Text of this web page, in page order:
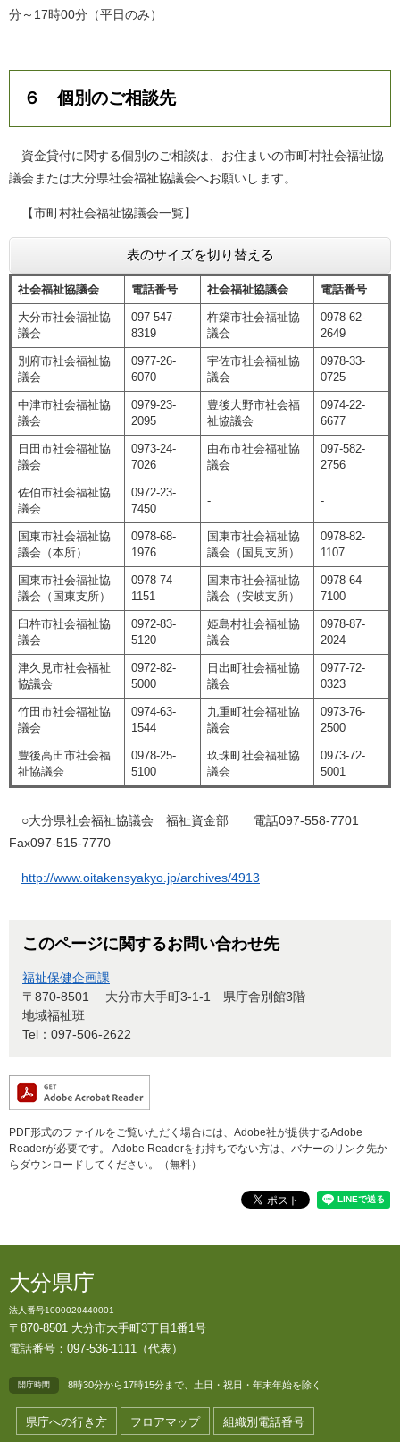
分～17時00分（平日のみ）
６ 個別のご相談先
資金貸付に関する個別のご相談は、お住まいの市町村社会福祉協
議会または大分県社会福祉協議会へお願いします。
【市町村社会福祉協議会一覧】
表のサイズを切り替える
社会福祉協議会 電話番号 社会福祉協議会 電話番号
大分市社会福祉協
議会
097-547-
8319
杵築市社会福祉協
議会
0978-62-
2649
別府市社会福祉協
議会
0977-26-
6070
宇佐市社会福祉協
議会
0978-33-
0725
中津市社会福祉協
議会
0979-23-
2095
豊後大野市社会福
祉協議会
0974-22-
6677
日田市社会福祉協
議会
0973-24-
7026
由布市社会福祉協
議会
097-582-
2756
佐伯市社会福祉協
議会
0972-23-
7450
- -
国東市社会福祉協
議会（本所）
0978-68-
1976
国東市社会福祉協
議会（国見支所）
0978-82-
1107
国東市社会福祉協
議会（国東支所）
0978-74-
1151
国東市社会福祉協
議会（安岐支所）
0978-64-
7100
臼杵市社会福祉協
議会
0972-83-
5120
姫島村社会福祉協
議会
0978-87-
2024
津久見市社会福祉
協議会
0972-82-
5000
日出町社会福祉協
議会
0977-72-
0323
竹田市社会福祉協
議会
0974-63-
1544
九重町社会福祉協
議会
0973-76-
2500
豊後高田市社会福
祉協議会
0978-25-
5100
玖珠町社会福祉協
議会
0973-72-
5001
○大分県社会福祉協議会 福祉資金部 電話097-558-7701
Fax097-515-7770
http://www.oitakensyakyo.jp/archives/4913
このページに関するお問い合わせ先
福祉保健企画課
〒870-8501
大分市大手町3-1-1 県庁舎別館3階
地域福祉班
Tel：097-506-2622
PDF形式のファイルをご覧いただく場合には、Adobe社が提供するAdobe
Readerが必要です。
Adobe Readerをお持ちでない方は、バナーのリンク先か
らダウンロードしてください。（無料）
大分県庁
法人番号1000020440001
〒870-8501 大分市大手町3丁目1番1号
電話番号：097-536-1111（代表）
開庁時間 8時30分から17時15分まで、土日・祝日・年末年始を除く
県庁への行き方 フロアマップ 組織別電話番号